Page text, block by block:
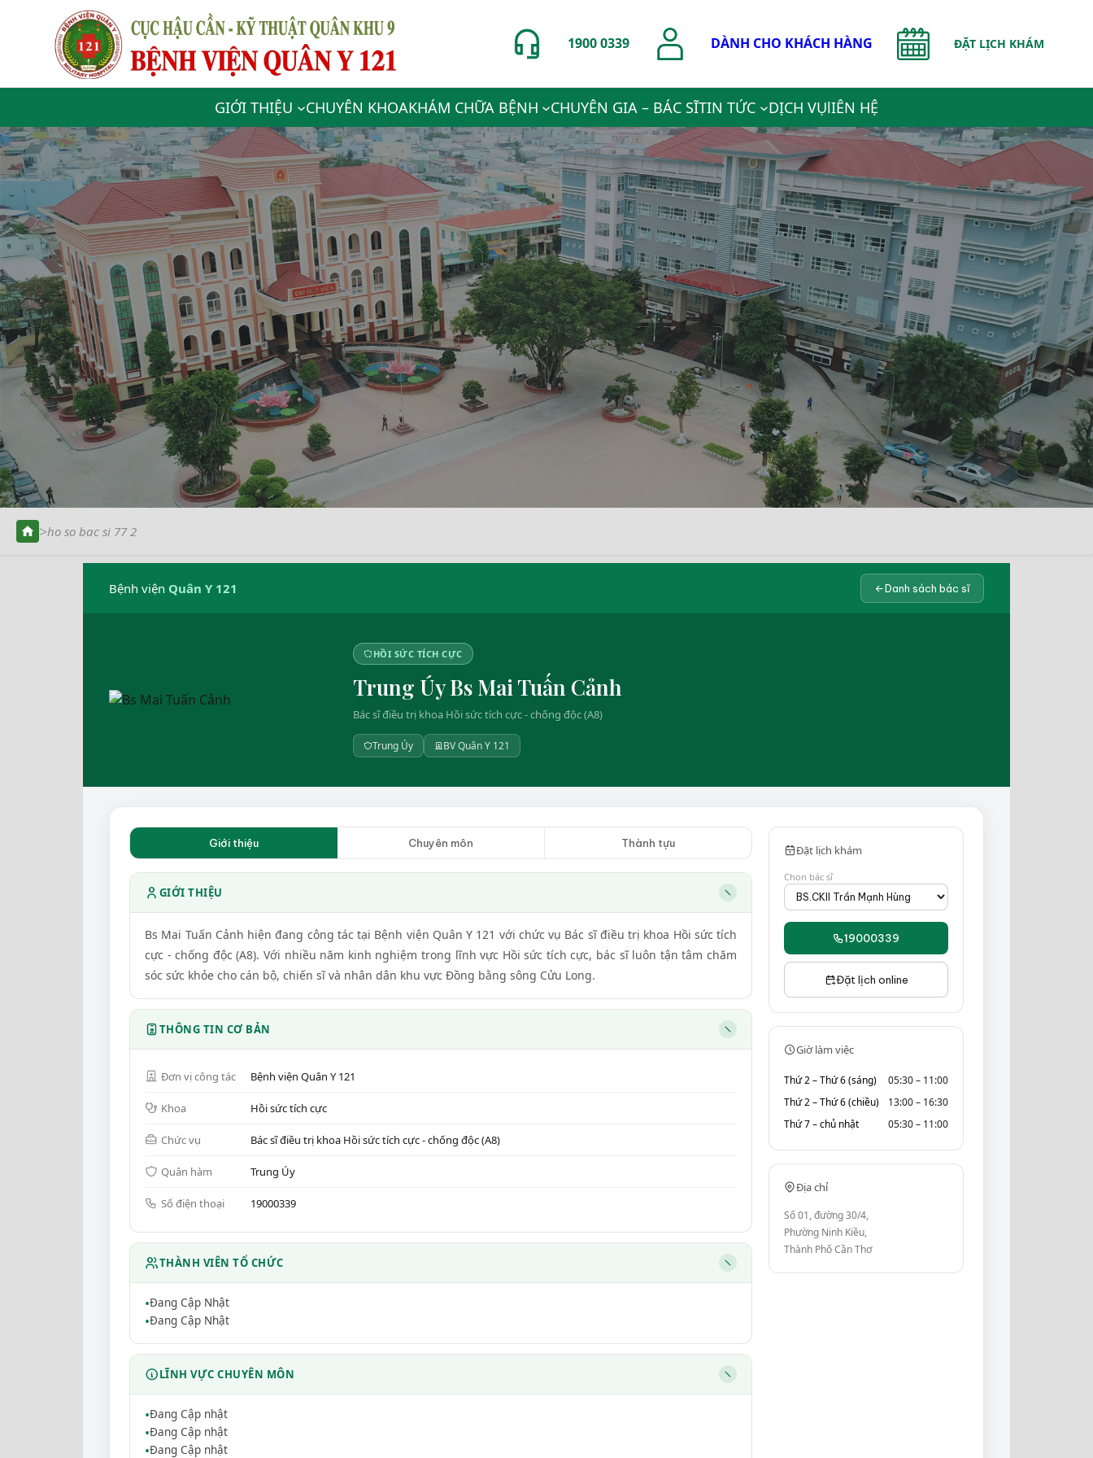
1900 0339 DÀNH CHO KHÁCH HÀNG ĐẶT LỊCH KHÁM
GIỚI THIỆU CHUYÊN KHOAKHÁM CHỮA BỆNH CHUYÊN GIA – BÁC SĨTIN TỨC DỊCH VỤlIÊN HỆ
>ho so bac si 77 2
Bệnh viện Quân Y 121 Danh sách bác sĩ
HỒI SỨC TÍCH CỰC
Trung Úy Bs Mai Tuấn Cảnh
Bác sĩ điều trị khoa Hồi sức tích cực - chống độc (A8)
Trung Úy BV Quân Y 121
Giới thiệu Chuyên môn Thành tựu
GIỚI THIỆU
Bs Mai Tuấn Cảnh hiện đang công tác tại Bệnh viện Quân Y 121 với chức vụ Bác sĩ điều trị khoa Hồi sức tích
cực - chống độc (A8). Với nhiều năm kinh nghiệm trong lĩnh vực Hồi sức tích cực, bác sĩ luôn tận tâm chăm
sóc sức khỏe cho cán bộ, chiến sĩ và nhân dân khu vực Đồng bằng sông Cửu Long.
THÔNG TIN CƠ BẢN
Đơn vị công tác Bệnh viện Quân Y 121
Khoa Hồi sức tích cực
Chức vụ Bác sĩ điều trị khoa Hồi sức tích cực - chống độc (A8)
Quân hàm Trung Úy
Số điện thoại 19000339
THÀNH VIÊN TỔ CHỨC
Đang Cập Nhật
Đang Cập Nhật
LĨNH VỰC CHUYÊN MÔN
Đang Cập nhật
Đang Cập nhật
Đang Cập nhật
Đặt lịch khám
Chọn bác sĩ
19000339
Đặt lịch online
Giờ làm việc
Thứ 2 – Thứ 6 (sáng)
05:30 – 11:00
Thứ 2 – Thứ 6 (chiều)
13:00 – 16:30
Thứ 7 – chủ nhật
05:30 – 11:00
Địa chỉ
Số 01, đường 30/4,
Phường Ninh Kiều,
Thành Phố Cần Thơ